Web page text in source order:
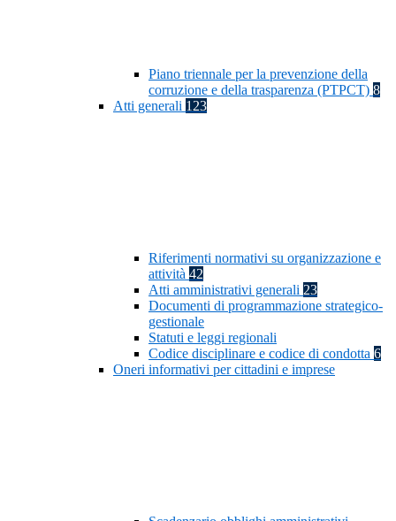
Piano triennale per la prevenzione della
corruzione e della trasparenza (PTPCT) 8
Atti generali 123
Riferimenti normativi su organizzazione e
attività 42
Atti amministrativi generali 23
Documenti di programmazione strategico-
gestionale
Statuti e leggi regionali
Codice disciplinare e codice di condotta 6
Oneri informativi per cittadini e imprese